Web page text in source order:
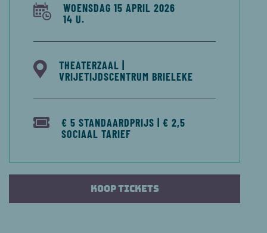
WOENSDAG 15 APRIL 2026
14 U.
THEATERZAAL |
VRIJETIJDSCENTRUM BRIELEKE
€ 5 STANDAARDPRIJS | € 2,5
SOCIAAL TARIEF
Koop tickets